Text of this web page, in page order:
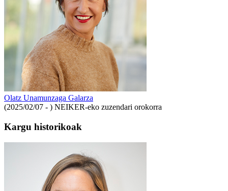
Olatz Unamunzaga Galarza
(2025/02/07 - ) NEIKER-eko zuzendari orokorra
Kargu historikoak